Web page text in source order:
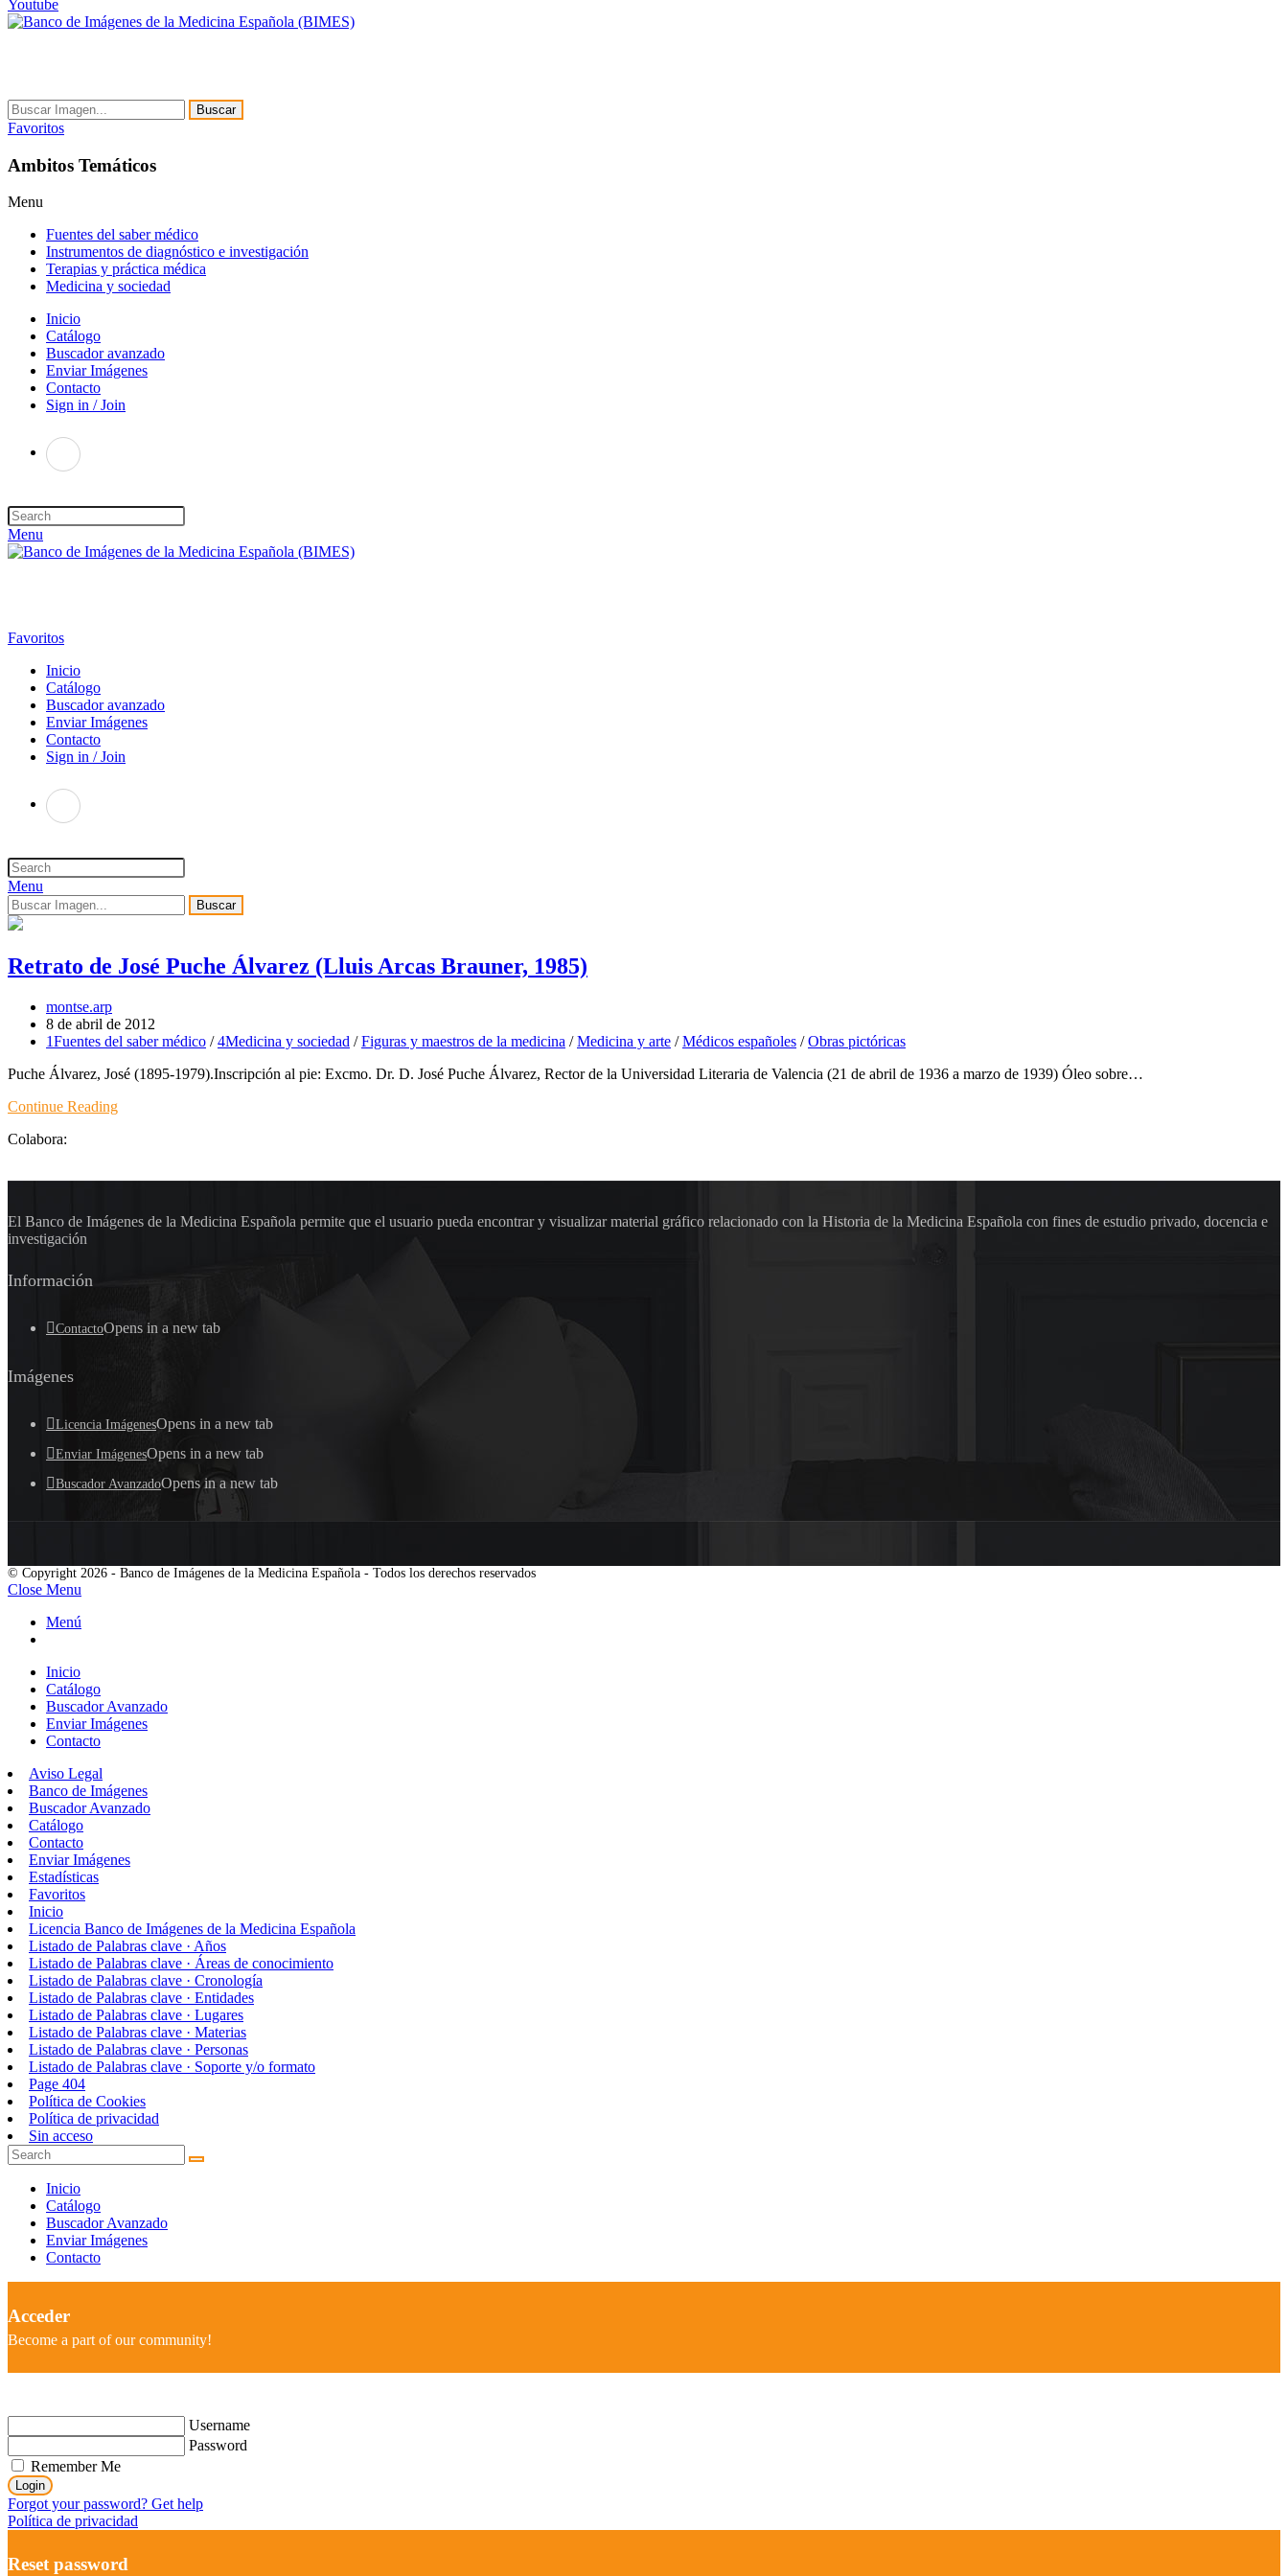
Youtube
Buscar
Favoritos
Ambitos Temáticos
Menu
Fuentes del saber médico
Instrumentos de diagnóstico e investigación
Terapias y práctica médica
Medicina y sociedad
Inicio
Catálogo
Buscador avanzado
Enviar Imágenes
Contacto
Sign in / Join
Menu
Favoritos
Inicio
Catálogo
Buscador avanzado
Enviar Imágenes
Contacto
Sign in / Join
Menu
Buscar
Retrato de José Puche Álvarez (Lluis Arcas Brauner, 1985)
montse.arp
8 de abril de 2012
1Fuentes del saber médico /4Medicina y sociedad /Figuras y maestros de la medicina /Medicina y arte /Médicos españoles /Obras pictóricas
Puche Álvarez, José (1895-1979).Inscripción al pie: Excmo. Dr. D. José Puche Álvarez, Rector de la Universidad Literaria de Valencia (21 de abril de 1936 a marzo de 1939) Óleo sobre…
Continue Reading
Colabora:
El Banco de Imágenes de la Medicina Española permite que el usuario pueda encontrar y visualizar material gráfico relacionado con la Historia de la Medicina Española con fines de estudio privado, docencia e
investigación
Información
ContactoOpens in a new tab
Imágenes
Licencia ImágenesOpens in a new tab
Enviar ImágenesOpens in a new tab
Buscador AvanzadoOpens in a new tab
© Copyright 2026 - Banco de Imágenes de la Medicina Española - Todos los derechos reservados
Close Menu
Menú
Inicio
Catálogo
Buscador Avanzado
Enviar Imágenes
Contacto
Aviso Legal
Banco de Imágenes
Buscador Avanzado
Catálogo
Contacto
Enviar Imágenes
Estadísticas
Favoritos
Inicio
Licencia Banco de Imágenes de la Medicina Española
Listado de Palabras clave · Años
Listado de Palabras clave · Áreas de conocimiento
Listado de Palabras clave · Cronología
Listado de Palabras clave · Entidades
Listado de Palabras clave · Lugares
Listado de Palabras clave · Materias
Listado de Palabras clave · Personas
Listado de Palabras clave · Soporte y/o formato
Page 404
Política de Cookies
Política de privacidad
Sin acceso
Inicio
Catálogo
Buscador Avanzado
Enviar Imágenes
Contacto
Acceder
Become a part of our community!
Username
Password
Remember Me
Login
Forgot your password? Get help
Política de privacidad
Reset password